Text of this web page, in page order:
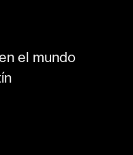
el mundo